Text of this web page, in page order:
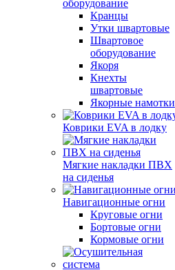
оборудование
Кранцы
Утки швартовые
Швартовое
оборудование
Якоря
Кнехты
швартовые
Якорные намотки
Коврики EVA в лодку
Мягкие накладки ПВХ
на сиденья
Навигационные огни
Круговые огни
Бортовые огни
Кормовые огни